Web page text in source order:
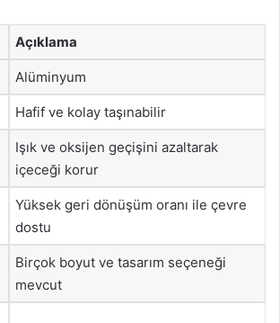
Açıklama
Alüminyum
Hafif ve kolay taşınabilir
Işık ve oksijen geçişini azaltarak
içeceği korur
Yüksek geri dönüşüm oranı ile çevre
dostu
Birçok boyut ve tasarım seçeneği
mevcut